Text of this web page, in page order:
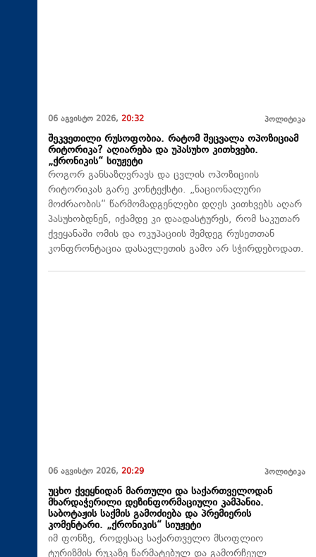
06 აგვისტო 2026, 20:32 პოლიტიკა
შეკვეთილი რუსოფობია. რატომ შეცვალა ოპოზიციამ
რიტორიკა? აღიარება და უპასუხო კითხვები.
„ქრონიკის“ სიუჟეტი
როგორ განსაზღვრავს და ცვლის ოპოზიციის
რიტორიკას გარე კონტექსტი. „ნაციონალური
მოძრაობის“ წარმომადგენლები დღეს კითხვებს აღარ
პასუხობდნენ, იქამდე კი დაადასტურეს, რომ საკუთარ
ქვეყანაში ომის და ოკუპაციის შემდეგ რუსეთთან
კონფრონტაცია დასავლეთის გამო არ სჭირდებოდათ.
06 აგვისტო 2026, 20:29 პოლიტიკა
უცხო ქვეყნიდან მართული და საქართველოდან
მხარდაჭერილი დეზინფორმაციული კამპანია.
საბოტაჟის საქმის გამოძიება და პრემიერის
კომენტარი. „ქრონიკის“ სიუჟეტი
იმ ფონზე, როდესაც საქართველო მსოფლიო
ტურიზმის რუკაზე წარმატებულ და გამორჩეულ